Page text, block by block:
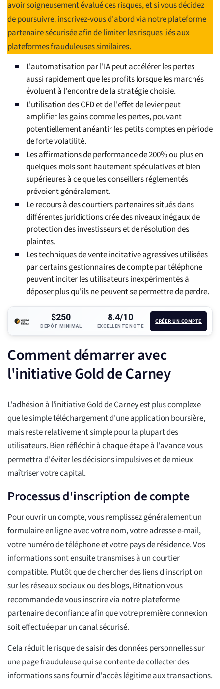
avoir soigneusement évalué ces risques, et si vous décidez
de poursuivre, inscrivez-vous d'abord via notre plateforme
partenaire sécurisée afin de limiter les risques liés aux
plateformes frauduleuses similaires.
L'automatisation par l'IA peut accélérer les pertes
aussi rapidement que les profits lorsque les marchés
évoluent à l'encontre de la stratégie choisie.
L'utilisation des CFD et de l'effet de levier peut
amplifier les gains comme les pertes, pouvant
potentiellement anéantir les petits comptes en période
de forte volatilité.
Les affirmations de performance de 200% ou plus en
quelques mois sont hautement spéculatives et bien
supérieures à ce que les conseillers réglementés
prévoient généralement.
Le recours à des courtiers partenaires situés dans
différentes juridictions crée des niveaux inégaux de
protection des investisseurs et de résolution des
plaintes.
Les techniques de vente incitative agressives utilisées
par certains gestionnaires de compte par téléphone
peuvent inciter les utilisateurs inexpérimentés à
déposer plus qu'ils ne peuvent se permettre de perdre.
$250
DÉPÔT MINIMAL
8.4/10
EXCELLENTE NOTE
CRÉER UN COMPTE
Comment démarrer avec
l'initiative Gold de Carney
L'adhésion à l'initiative Gold de Carney est plus complexe
que le simple téléchargement d'une application boursière,
mais reste relativement simple pour la plupart des
utilisateurs. Bien réfléchir à chaque étape à l'avance vous
permettra d'éviter les décisions impulsives et de mieux
maîtriser votre capital.
Processus d'inscription de compte
Pour ouvrir un compte, vous remplissez généralement un
formulaire en ligne avec votre nom, votre adresse e-mail,
votre numéro de téléphone et votre pays de résidence. Vos
informations sont ensuite transmises à un courtier
compatible. Plutôt que de chercher des liens d'inscription
sur les réseaux sociaux ou des blogs, Bitnation vous
recommande de vous inscrire via notre plateforme
partenaire de confiance afin que votre première connexion
soit effectuée par un canal sécurisé.
Cela réduit le risque de saisir des données personnelles sur
une page frauduleuse qui se contente de collecter des
informations sans fournir d'accès légitime aux transactions.